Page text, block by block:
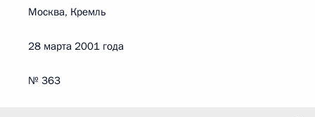
Москва, Кремль
28 марта 2001 года
№ 363